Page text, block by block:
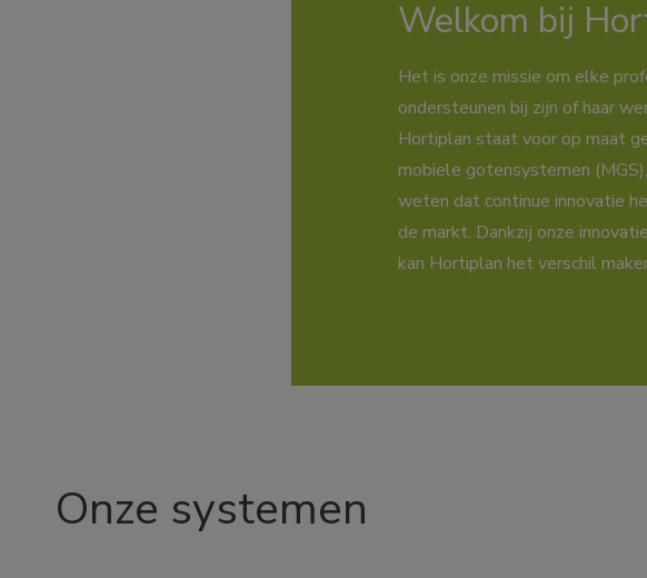
Welkom bij
Het is onze missie om elke
ondersteunen bij zijn of haar
Hortiplan staat voor op maat
mobiele gotensystemen
weten dat continue innovatie
de markt. Dankzij onze
kan Hortiplan het verschil
Onze systemen